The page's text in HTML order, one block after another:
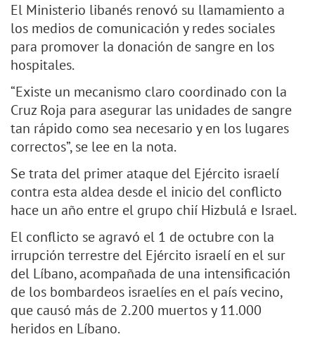
El Ministerio libanés renovó su llamamiento a
los medios de comunicación y redes sociales
para promover la donación de sangre en los
hospitales.
“Existe un mecanismo claro coordinado con la
Cruz Roja para asegurar las unidades de sangre
tan rápido como sea necesario y en los lugares
correctos”, se lee en la nota.
Se trata del primer ataque del Ejército israelí
contra esta aldea desde el inicio del conflicto
hace un año entre el grupo chií Hizbulá e Israel.
El conflicto se agravó el 1 de octubre con la
irrupción terrestre del Ejército israelí en el sur
del Líbano, acompañada de una intensificación
de los bombardeos israelíes en el país vecino,
que causó más de 2.200 muertos y 11.000
heridos en Líbano.